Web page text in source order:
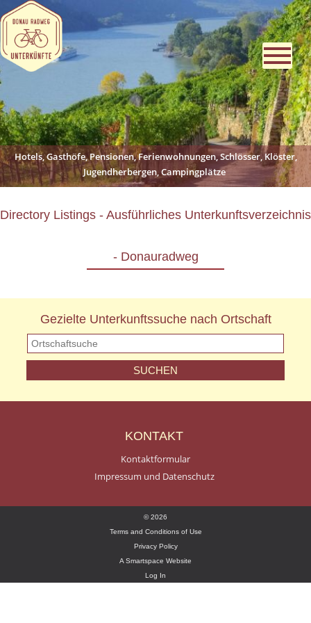
Hotels, Gasthöfe, Pensionen, Ferienwohnungen, Schlösser, Klöster,
Jugendherbergen, Campingplätze
Directory Listings - Ausführliches Unterkunftsverzeichnis
- Donauradweg
Gezielte Unterkunftssuche nach Ortschaft
KONTAKT
Kontaktformular
Impressum und Datenschutz
© 2026
Terms and Conditions of Use
Privacy Policy
A Smartspace Website
Log In